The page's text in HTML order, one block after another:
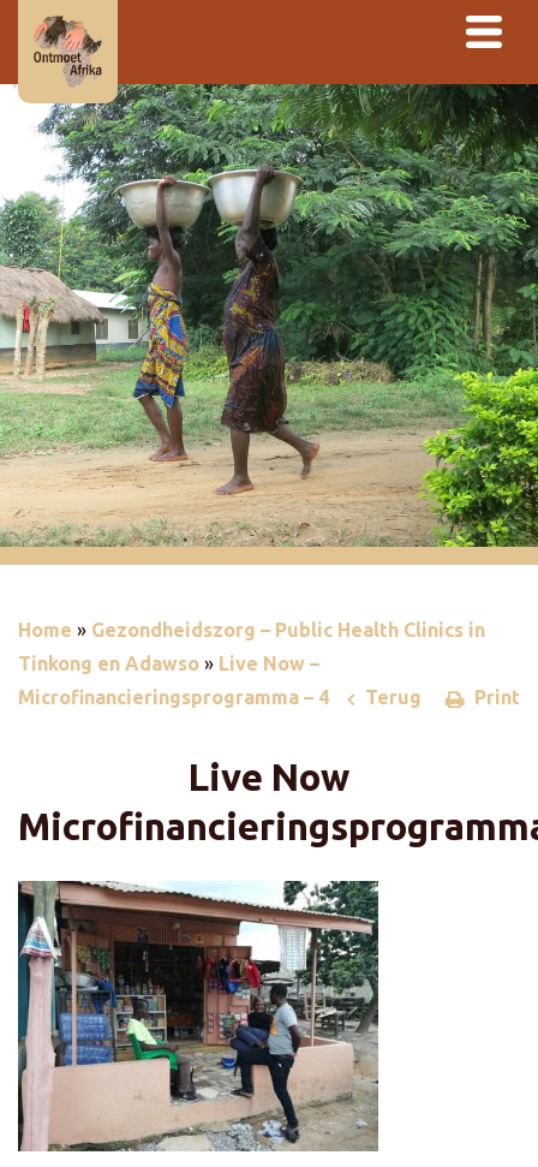
Home » Gezondheidszorg – Public Health Clinics in
Tinkong en Adawso » Live Now –
Microfinancieringsprogramma – 4
Print
Terug
Live Now